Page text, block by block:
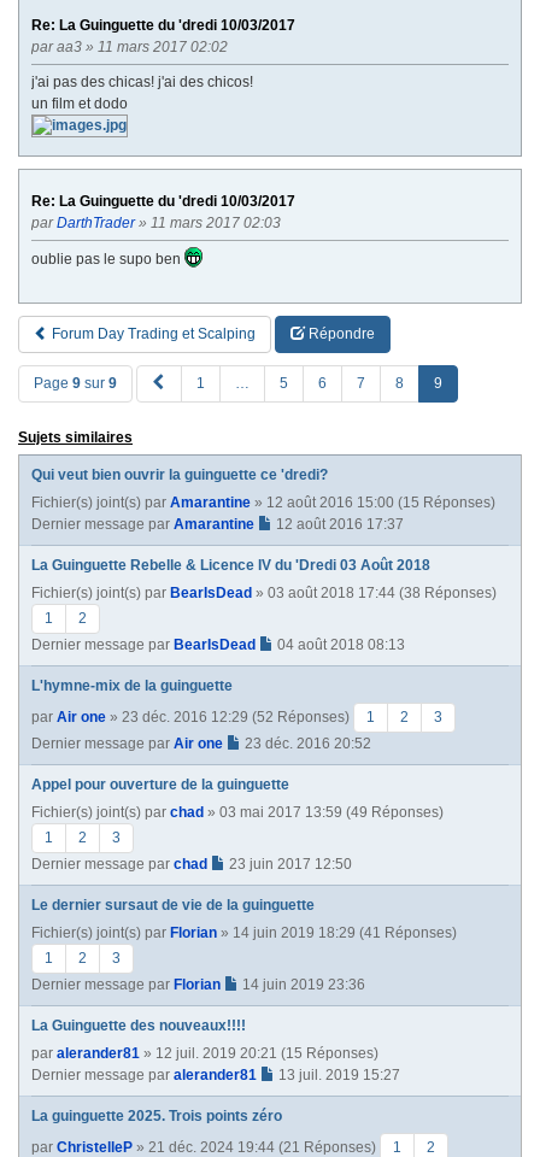
Re: La Guinguette du 'dredi 10/03/2017
paraa3 » 11 mars 2017 02:02
j'ai pas des chicas! j'ai des chicos!
un film et dodo
Re: La Guinguette du 'dredi 10/03/2017
parDarthTrader» 11 mars 2017 02:03
oublie pas le supo ben
Forum Day Trading et Scalping Répondre
Page 9 sur 9
R
1 … 5 6 7 8 9
Sujets similaires
Qui veut bien ouvrir la guinguette ce 'dredi?
Fichier(s) joint(s) par Amarantine » 12 août 2016 15:00 (15 Réponses)
Dernier message par Amarantine 12 août 2016 17:37
La Guinguette Rebelle & Licence IV du 'Dredi 03 Août 2018
Fichier(s) joint(s) par BearIsDead » 03 août 2018 17:44 (38 Réponses)
1
2
Dernier message par BearIsDead 04 août 2018 08:13
L'hymne-mix de la guinguette
par Air one » 23 déc. 2016 12:29 (52 Réponses) 1 2
3
Dernier message par Air one 23 déc. 2016 20:52
Appel pour ouverture de la guinguette
Fichier(s) joint(s) par chad » 03 mai 2017 13:59 (49 Réponses)
1
2
3
Dernier message par chad 23 juin 2017 12:50
Le dernier sursaut de vie de la guinguette
Fichier(s) joint(s) par Florian » 14 juin 2019 18:29 (41 Réponses)
1
2
3
Dernier message par Florian 14 juin 2019 23:36
La Guinguette des nouveaux!!!!
par alerander81 » 12 juil. 2019 20:21 (15 Réponses)
Dernier message par alerander81 13 juil. 2019 15:27
La guinguette 2025. Trois points zéro
par ChristelleP » 21 déc. 2024 19:44 (21 Réponses) 1
2